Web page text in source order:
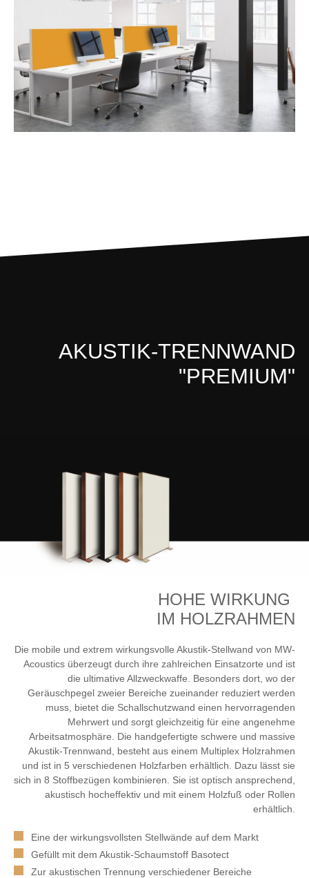
AKUSTIK-TRENNWAND
"PREMIUM"
HOHE WIRKUNG
IM HOLZRAHMEN
Die mobile und extrem wirkungsvolle Akustik-Stellwand von MW-
Acoustics überzeugt durch ihre zahlreichen Einsatzorte und ist
die ultimative Allzweckwaffe. Besonders dort, wo der
Geräuschpegel zweier Bereiche zueinander reduziert werden
muss, bietet die Schallschutzwand einen hervorragenden
Mehrwert und sorgt gleichzeitig für eine angenehme
Arbeitsatmosphäre. Die handgefertigte schwere und massive
Akustik-Trennwand, besteht aus einem Multiplex Holzrahmen
und ist in 5 verschiedenen Holzfarben erhältlich. Dazu lässt sie
sich in 8 Stoffbezügen kombinieren. Sie ist optisch ansprechend,
akustisch hocheffektiv und mit einem Holzfuß oder Rollen
erhältlich.
Eine der wirkungsvollsten Stellwände auf dem Markt
Gefüllt mit dem Akustik-Schaumstoff Basotect
Zur akustischen Trennung verschiedener Bereiche